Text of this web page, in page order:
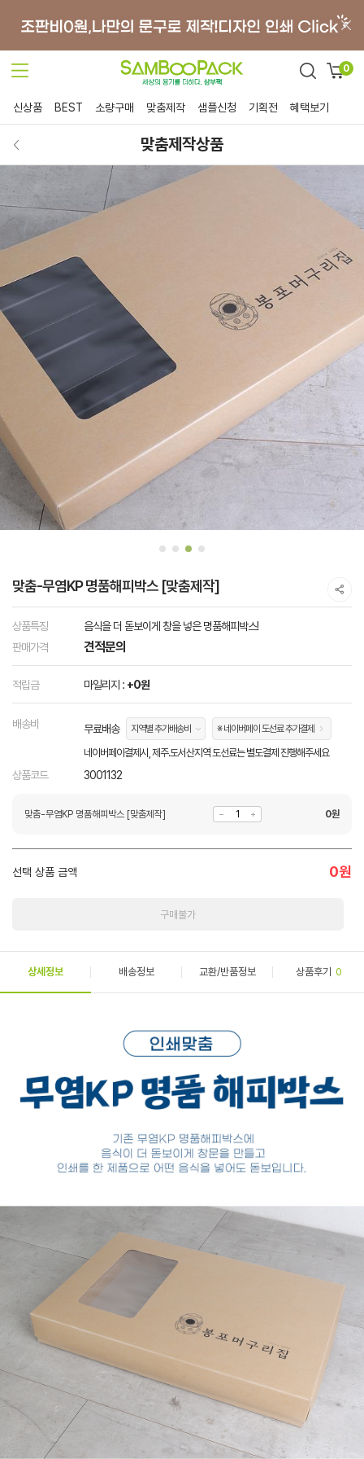
0
신상품 BEST 소량구매 맞춤제작 샘플신청 기획전 혜택보기
맞춤제작상품
맞춤-무염KP 명품해피박스 [맞춤제작]
상품특징
음식을 더 돋보이게 창을 넣은 명품해피박스!
판매가격
견적문의
적립금 마일리지 : +0원
배송비 무료배송 지역별 추가배송비 ※ 네이버페이 도선료 추가결제
네이버페이결제시, 제주.도서산지역 도선료는 별도결제 진행해주세요
상품코드 3001132
맞춤-무염KP 명품해피박스 [맞춤제작] 0원
선택 상품 금액 0원
구매불가
상세정보 배송정보 교환/반품정보 상품후기 0